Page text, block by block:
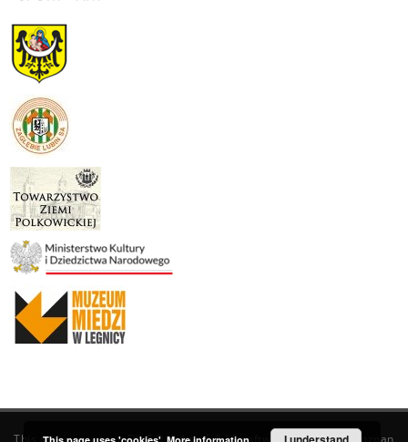
This service runs onDInGO dLibra 6.3.19software created by Poznan